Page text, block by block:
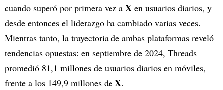
cuando superó por primera vez a X en usuarios diarios, y
desde entonces el liderazgo ha cambiado varias veces.
Mientras tanto, la trayectoria de ambas plataformas reveló
tendencias opuestas: en septiembre de 2024, Threads
promedió 81,1 millones de usuarios diarios en móviles,
frente a los 149,9 millones de X.